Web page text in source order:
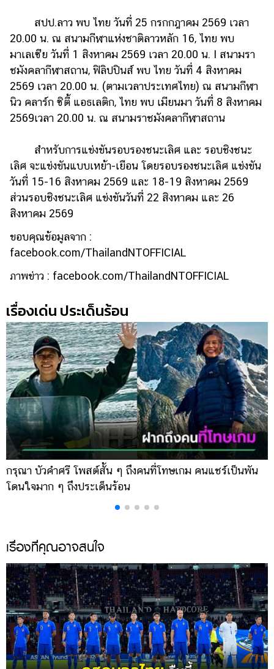
สปป.ลาว พบ ไทย วันที่ 25 กรกกฎาคม 2569 เวลา
20.00 น. ณ สนามกีฬาแห่งชาติลาวหลัก 16, ไทย พบ
มาเลเซีย วันที่ 1 สิงหาคม 2569 เวลา 20.00 น. I สนามรา
ชมังคลากีฬาสถาน, ฟิลิปปินส์ พบ ไทย วันที่ 4 สิงหาคม
2569 เวลา 20.00 น. (ตามเวลาประเทศไทย) ณ สนามกีฬา
นิว คลาร์ก ซิตี้ แอธเลติก, ไทย พบ เมียนมา วันที่ 8 สิงหาคม
2569เวลา 20.00 น. ณ สนามราชมังคลากีฬาสถาน
สำหรับการแข่งขันรอบรองชนะเลิศ และ รอบชิงชนะ
เลิศ จะแข่งขันแบบเหย้า-เยือน โดยรอบรองชนะเลิศ แข่งขัน
วันที่ 15-16 สิงหาคม 2569 และ 18-19 สิงหาคม 2569
ส่วนรอบชิงชนะเลิศ แข่งขันวันที่ 22 สิงหาคม และ 26
สิงหาคม 2569
ขอบคุณข้อมูลจาก :
facebook.com/ThailandNTOFFICIAL
ภาพข่าว : facebook.com/ThailandNTOFFICIAL
เรื่องเด่น ประเด็นร้อน
กรุณา บัวคำศรี โพสต์สั้น ๆ ถึงคนที่โทษเกม คนแชร์เป็นพัน
โดนใจมาก ๆ ถึงประเด็นร้อน
เรื่องที่คุณอาจสนใจ